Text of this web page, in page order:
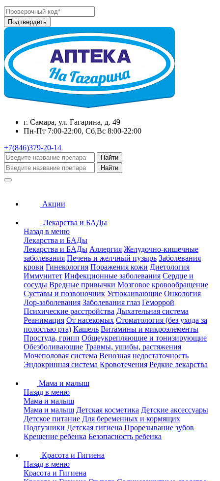
г. Самара, ул. Гагарина, д. 49
Пн-Пт 7:00-22:00, Сб,Вс 8:00-22:00
+7(846)379-20-14
Найти
Найти
Акции
Лекарства и БАДы
Назад в меню
Лекарства и БАДы
Лекарства и БАДы Аллергия Желудочно-кишечные
заболевания Печень и желчный пузырь Заболевания
крови Гинекология Поражения кожи Диетология
Иммунитет Инфекционные заболевания Сердце и
сосуды Вредные привычки Мозговое кровообращение
Суставы и позвоночник Успокаивающие Онкология
Лор-заболевания Заболевания глаз Геморрой
Психические расстройства Дыхательная система
Реанимация От насекомых Стоматология (без ухода за
полостью рта) Кашель Витамины и микроэлементы
Простуда, грипп Общеукрепляющие и тонизирующие
Обезболивающие Травмы, ушибы, растяжения
Мочеполовая система Венозная недостаточность
Эндокринная система Кровотечения Редкие лекарства
Мама и малыш
Назад в меню
Мама и малыш
Мама и малыш Детская косметика Детские аксессуары
Детское питание Для беременных и кормящих
Подгузники Детская гигиена Прорезывание зубов
Крещение ребенка Безопасность ребенка
Красота и Гигиена
Назад в меню
Красота и Гигиена